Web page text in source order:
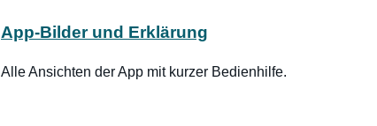
App-Bilder und Erklärung
Alle Ansichten der App mit kurzer Bedienhilfe.